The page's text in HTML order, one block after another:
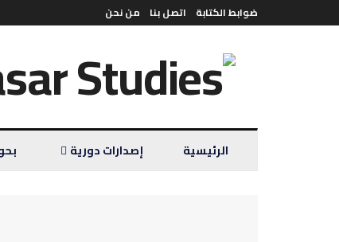
من نحن اتصل بنا ضوابط الكتابة
الرئيسية إصدارات دورية